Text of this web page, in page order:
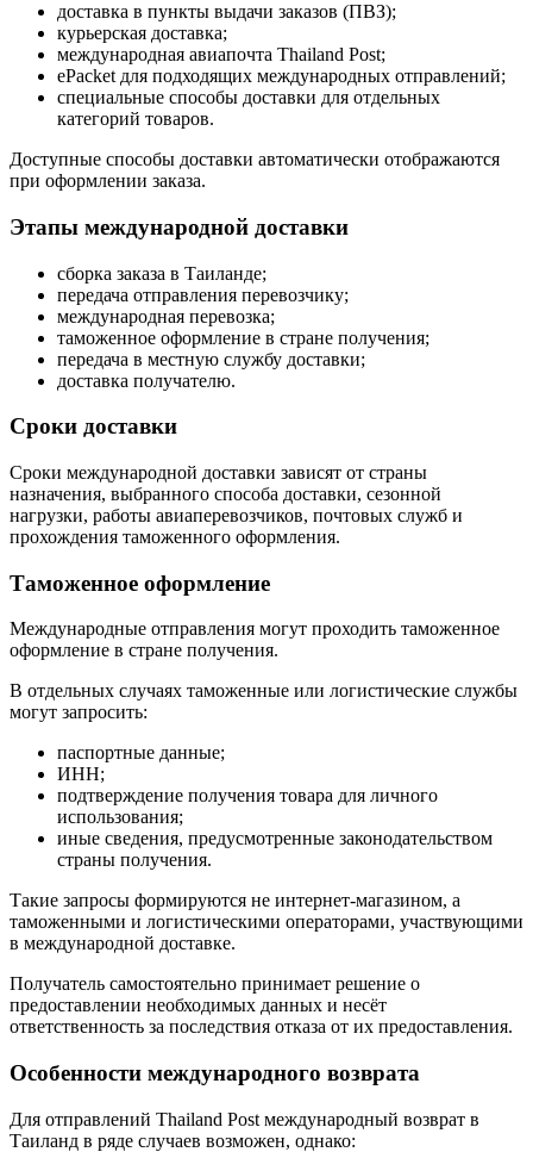
доставка в пункты выдачи заказов (ПВЗ);
курьерская доставка;
международная авиапочта Thailand Post;
ePacket для подходящих международных отправлений;
специальные способы доставки для отдельных
категорий товаров.
Доступные способы доставки автоматически отображаются
при оформлении заказа.
Этапы международной доставки
сборка заказа в Таиланде;
передача отправления перевозчику;
международная перевозка;
таможенное оформление в стране получения;
передача в местную службу доставки;
доставка получателю.
Сроки доставки
Сроки международной доставки зависят от страны
назначения, выбранного способа доставки, сезонной
нагрузки, работы авиаперевозчиков, почтовых служб и
прохождения таможенного оформления.
Таможенное оформление
Международные отправления могут проходить таможенное
оформление в стране получения.
В отдельных случаях таможенные или логистические службы
могут запросить:
паспортные данные;
ИНН;
подтверждение получения товара для личного
использования;
иные сведения, предусмотренные законодательством
страны получения.
Такие запросы формируются не интернет-магазином, а
таможенными и логистическими операторами, участвующими
в международной доставке.
Получатель самостоятельно принимает решение о
предоставлении необходимых данных и несёт
ответственность за последствия отказа от их предоставления.
Особенности международного возврата
Для отправлений Thailand Post международный возврат в
Таиланд в ряде случаев возможен, однако: